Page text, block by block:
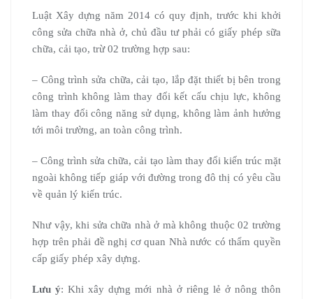
Luật Xây dựng năm 2014 có quy định, trước khi khởi
công sửa chữa nhà ở, chủ đầu tư phải có giấy phép sữa
chữa, cải tạo, trừ 02 trường hợp sau:
– Công trình sửa chữa, cải tạo, lắp đặt thiết bị bên trong
công trình không làm thay đổi kết cấu chịu lực, không
làm thay đổi công năng sử dụng, không làm ảnh hưởng
tới môi trường, an toàn công trình.
– Công trình sửa chữa, cải tạo làm thay đổi kiến trúc mặt
ngoài không tiếp giáp với đường trong đô thị có yêu cầu
về quản lý kiến trúc.
Như vậy, khi sửa chữa nhà ở mà không thuộc 02 trường
hợp trên phải đề nghị cơ quan Nhà nước có thẩm quyền
cấp giấy phép xây dựng.
Lưu ý: Khi xây dựng mới nhà ở riêng lẻ ở nông thôn